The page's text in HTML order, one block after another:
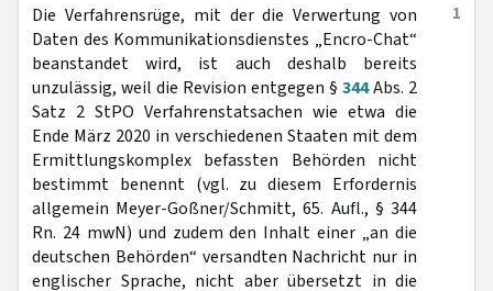
1
Die Verfahrensrüge, mit der die Verwertung von
Daten des Kommunikationsdienstes „Encro-Chat“
beanstandet wird, ist auch deshalb bereits
unzulässig, weil die Revision entgegen § 344Abs. 2
Satz 2 StPO Verfahrenstatsachen wie etwa die
Ende März 2020 in verschiedenen Staaten mit dem
Ermittlungskomplex befassten Behörden nicht
bestimmt benennt (vgl. zu diesem Erfordernis
allgemein Meyer-Goßner/Schmitt, 65. Aufl., § 344
Rn. 24 mwN) und zudem den Inhalt einer „an die
deutschen Behörden“ versandten Nachricht nur in
englischer Sprache, nicht aber übersetzt in die